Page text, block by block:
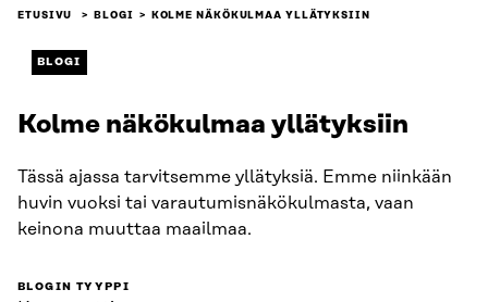
ETUSIVU BLOGI KOLME NÄKÖKULMAA YLLÄTYKSIIN
BLOGI
Kolme näkökulmaa yllätyksiin
Tässä ajassa tarvitsemme yllätyksiä. Emme niinkään
huvin vuoksi tai varautumisnäkökulmasta, vaan
keinona muuttaa maailmaa.
BLOGIN TYYPPI